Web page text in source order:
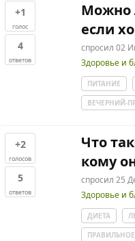
+1
голос
4
ответов
Можно
если
спросил 02
Здоровье и
ПИТАНИЕ
ВЕЧЕРНИЙ-
+2
голосов
5
ответов
Что
кому
спросил 25
Здоровье и
ДИЕТА
ПРАВИЛЬНОЕ